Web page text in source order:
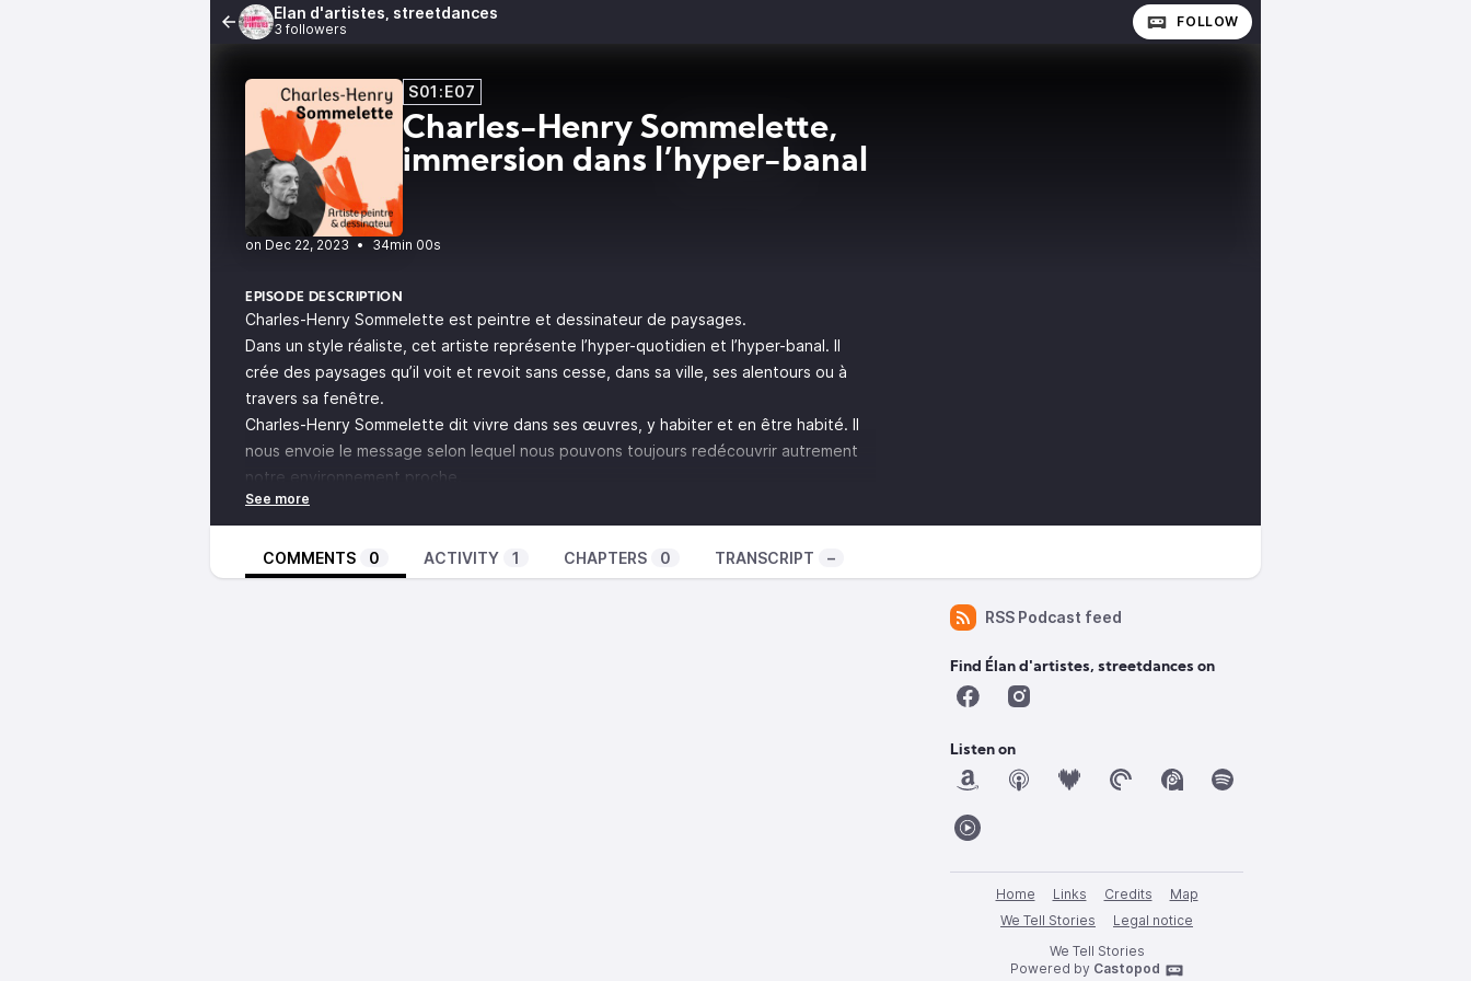
Élan d'artistes, streetdances
3 followers FOLLOW
S01:E07
Charles-Henry Sommelette,
immersion dans l’hyper-banal
• 34min 00s
EPISODE DESCRIPTION
Charles-Henry Sommelette est peintre et dessinateur de paysages.
Dans un style réaliste, cet artiste représente l’hyper-quotidien et l’hyper-banal. Il
crée des paysages qu’il voit et revoit sans cesse, dans sa ville, ses alentours ou à
travers sa fenêtre.
Charles-Henry Sommelette dit vivre dans ses œuvres, y habiter et en être habité. Il
nous envoie le message selon lequel nous pouvons toujours redécouvrir autrement
notre environnement proche.
Charles-Henry Sommelette soulève également une série de questions relatives à la
condition de l’artiste.
Qu’est-ce qu’être un ou une artiste aujourd’hui ? À quelles difficultés est-il confronté
? Doit-il être engagé ? Ou encore, pourquoi l’autocensure serait-elle plus
COMMENTS 0 ACTIVITY 1 CHAPTERS 0 TRANSCRIPT –
RSS Podcast feed
Find Élan d'artistes, streetdances on
Listen on
Home Links Credits
Map
We Tell Stories
Legal notice
We Tell Stories
Powered by Castopod